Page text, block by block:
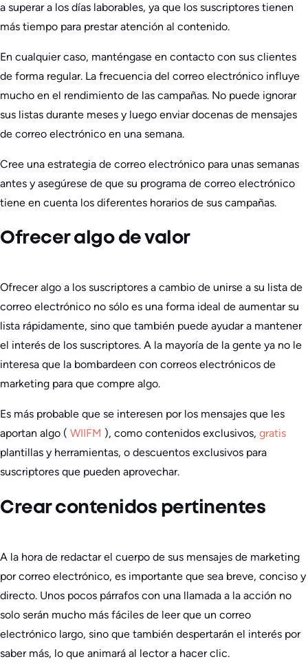
a superar a los días laborables, ya que los suscriptores tienen
más tiempo para prestar atención al contenido.
En cualquier caso, manténgase en contacto con sus clientes
de forma regular. La frecuencia del correo electrónico influye
mucho en el rendimiento de las campañas. No puede ignorar
sus listas durante meses y luego enviar docenas de mensajes
de correo electrónico en una semana.
Cree una estrategia de correo electrónico para unas semanas
antes y asegúrese de que su programa de correo electrónico
tiene en cuenta los diferentes horarios de sus campañas.
Ofrecer algo de valor
Ofrecer algo a los suscriptores a cambio de unirse a su lista de
correo electrónico no sólo es una forma ideal de aumentar su
lista rápidamente, sino que también puede ayudar a mantener
el interés de los suscriptores. A la mayoría de la gente ya no le
interesa que la bombardeen con correos electrónicos de
marketing para que compre algo.
Es más probable que se interesen por los mensajes que les
aportan algo ( WIIFM ), como contenidos exclusivos, gratis
plantillas y herramientas, o descuentos exclusivos para
suscriptores que pueden aprovechar.
Crear contenidos pertinentes
A la hora de redactar el cuerpo de sus mensajes de marketing
por correo electrónico, es importante que sea breve, conciso y
directo. Unos pocos párrafos con una llamada a la acción no
solo serán mucho más fáciles de leer que un correo
electrónico largo, sino que también despertarán el interés por
saber más, lo que animará al lector a hacer clic.